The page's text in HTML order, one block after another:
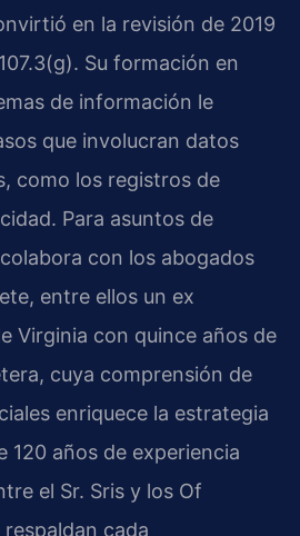
en la revisión de 2019
. Su formación en
de información le
que involucran datos
como los registros de
Para asuntos de
con los abogados
entre ellos un ex
Virginia con quince años de
cuya comprensión de
enriquece la estrategia
120 años de experiencia
el Sr. Sris y los Of
cada